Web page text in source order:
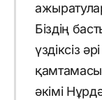
Біздің
үздіксіз
әкімі